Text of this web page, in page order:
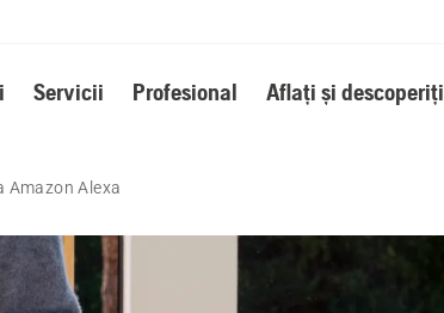
Servicii Profesional Aflați și descoperiți
Amazon Alexa